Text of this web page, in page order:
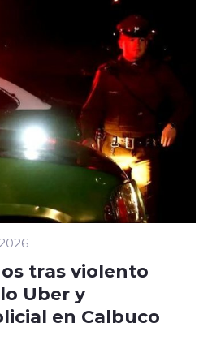
tras violento
Uber y
en Calbuco